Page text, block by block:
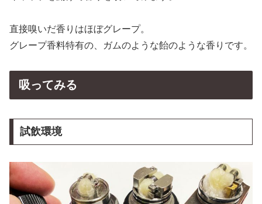
直接嗅いだ香りはほぼグレープ。
グレープ香料特有の、ガムのような飴のような香りです。
吸ってみる
試飲環境